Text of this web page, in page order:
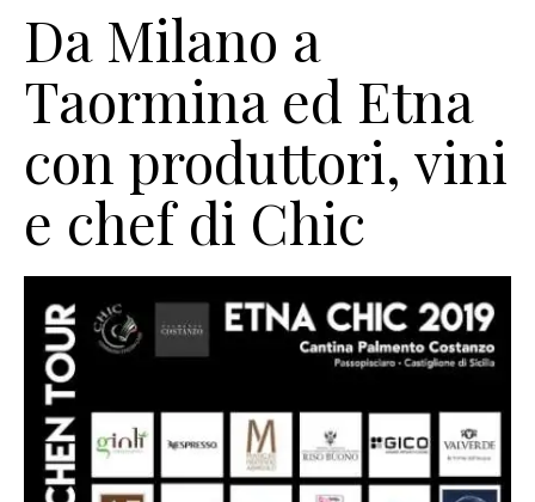
Da Milano a
Taormina ed Etna
con produttori, vini
e chef di Chic